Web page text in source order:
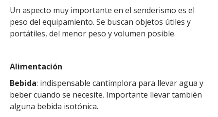
Un aspecto muy importante en el senderismo es el
peso del equipamiento. Se buscan objetos útiles y
portátiles, del menor peso y volumen posible.
Alimentación
Bebida: indispensable cantimplora para llevar agua y
beber cuando se necesite. Importante llevar también
alguna bebida isotónica.